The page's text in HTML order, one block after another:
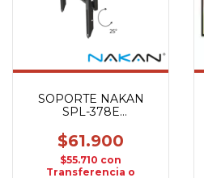
SOPORTE NAKAN
SPL-378E
$61.900
$55.710 con
Transferencia o